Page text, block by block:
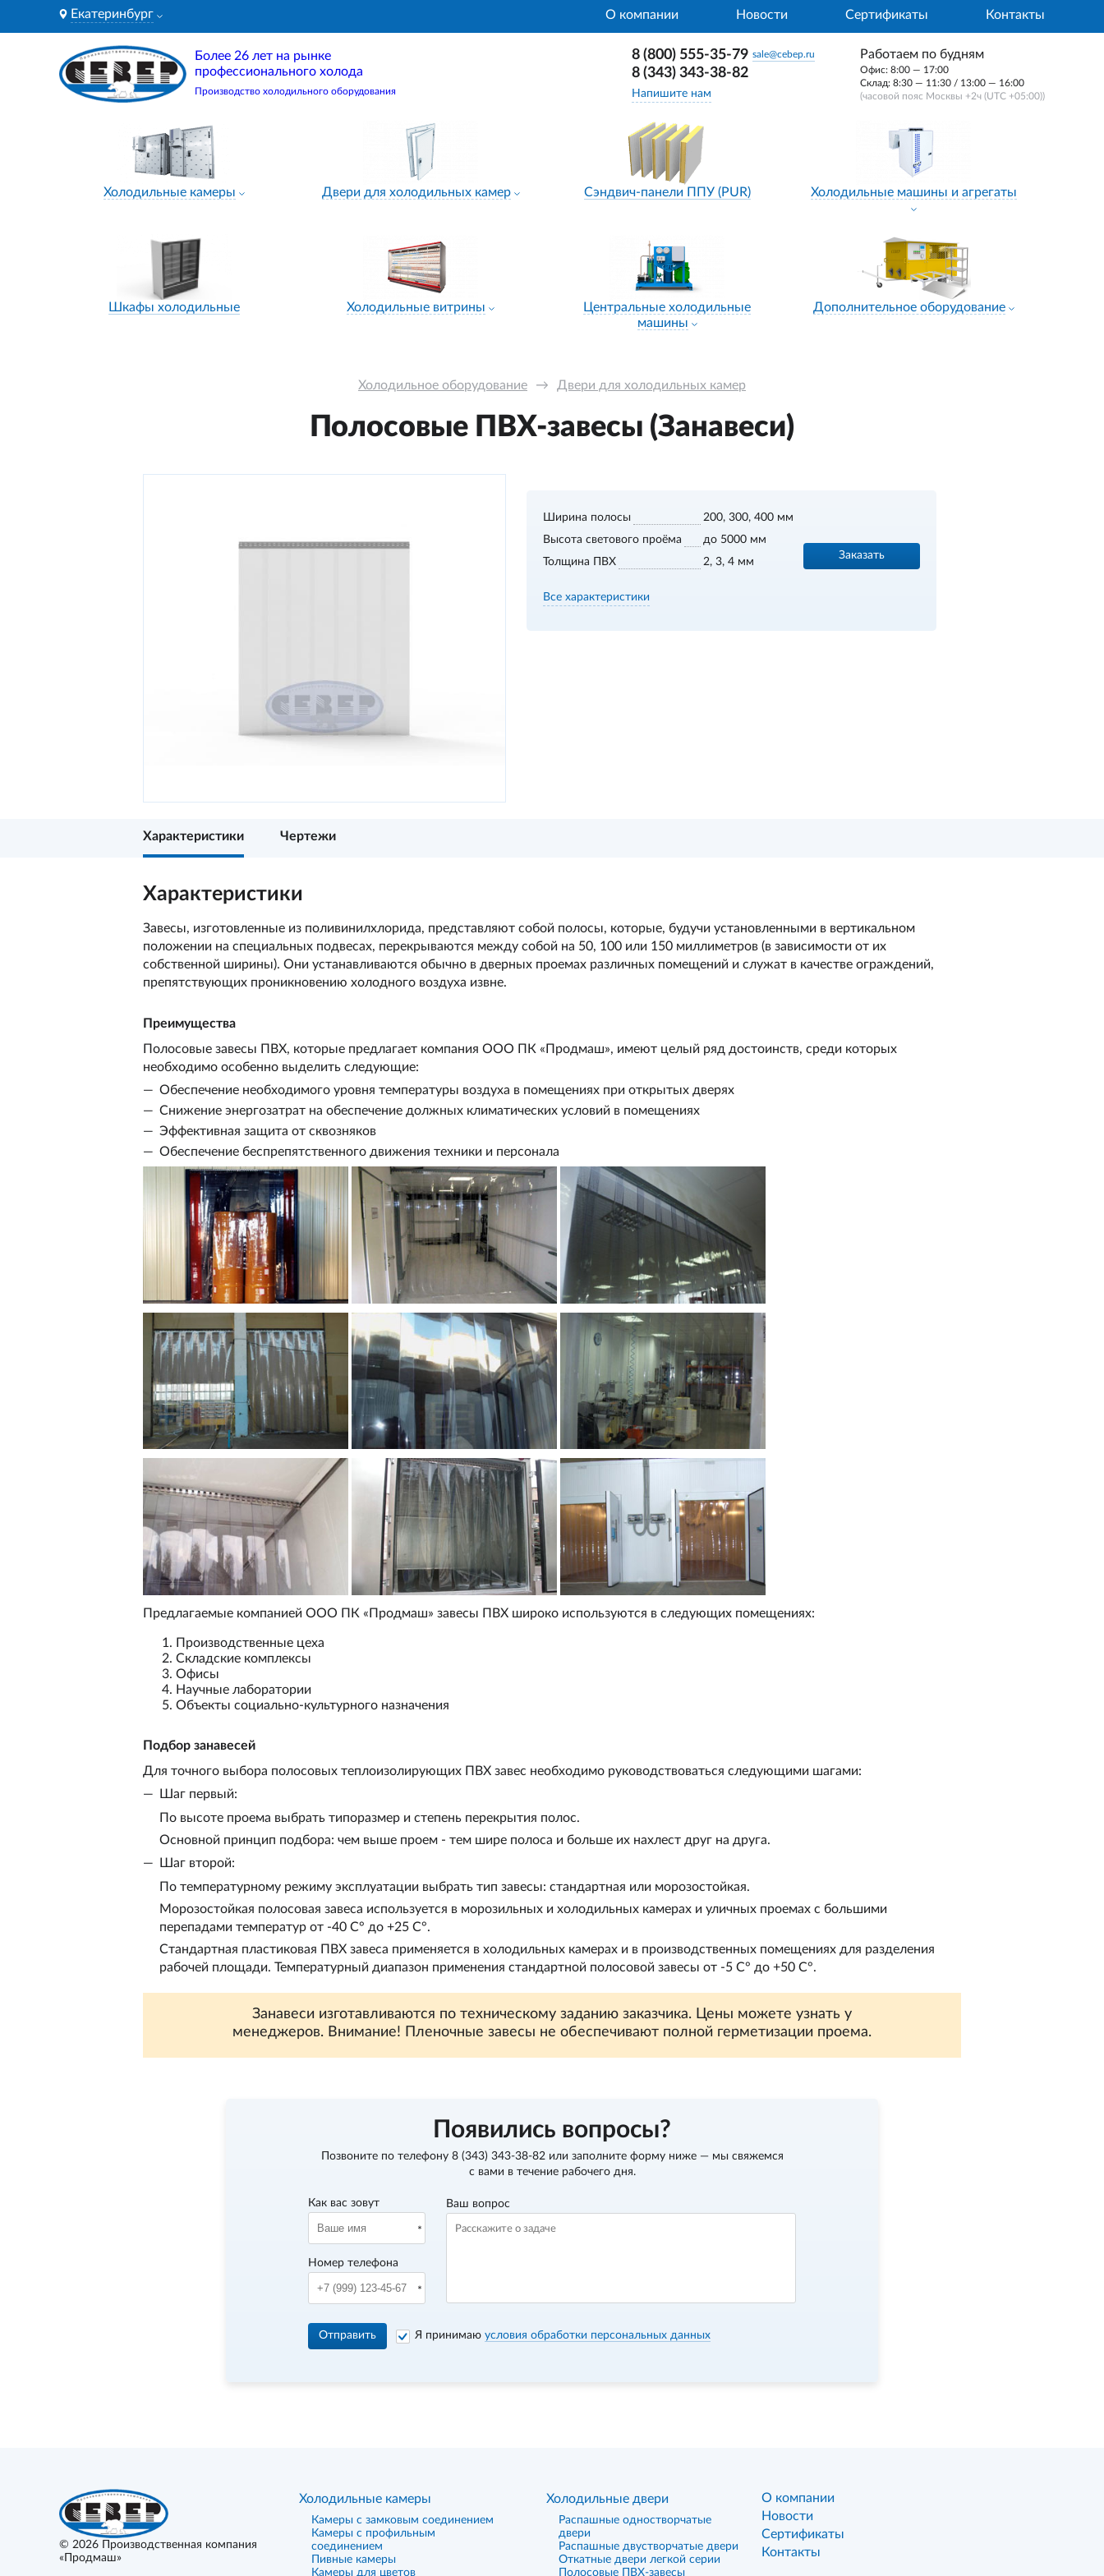
Екатеринбург О компании Новости Сертификаты Контакты
Более 26 лет на рынке
профессионального холода
Производство холодильного оборудования
8 (800) 555-35-79 sale@cebep.ru
8 (343) 343-38-82
Напишите нам
Работаем по будням
Офис: 8:00 — 17:00
Склад: 8:30 — 11:30 / 13:00 — 16:00
(часовой пояс Москвы +2ч (UTC +05:00))
Холодильные камеры Двери для холодильных камер Сэндвич-панели ППУ (PUR) Холодильные машины и агрегаты
Шкафы холодильные Холодильные витрины
Центральные холодильные
машины
Дополнительное оборудование
Холодильное оборудование → Двери для холодильных камер
Полосовые ПВХ-завесы (Занавеси)
Ширина полосы
200, 300, 400 мм
Высота светового проёма
до 5000 мм
Толщина ПВХ
2, 3, 4 мм
Заказать
Все характеристики
Характеристики Чертежи
Характеристики
Завесы, изготовленные из поливинилхлорида, представляют собой полосы, которые, будучи установленными в вертикальном
положении на специальных подвесах, перекрываются между собой на 50, 100 или 150 миллиметров (в зависимости от их
собственной ширины). Они устанавливаются обычно в дверных проемах различных помещений и служат в качестве ограждений,
препятствующих проникновению холодного воздуха извне.
Преимущества
Полосовые завесы ПВХ, которые предлагает компания ООО ПК «Продмаш», имеют целый ряд достоинств, среди которых
необходимо особенно выделить следующие:
Обеспечение необходимого уровня температуры воздуха в помещениях при открытых дверях
Снижение энергозатрат на обеспечение должных климатических условий в помещениях
Эффективная защита от сквозняков
Обеспечение беспрепятственного движения техники и персонала
Предлагаемые компанией ООО ПК «Продмаш» завесы ПВХ широко используются в следующих помещениях:
Производственные цеха
Складские комплексы
Офисы
Научные лаборатории
Объекты социально-культурного назначения
Подбор занавесей
Для точного выбора полосовых теплоизолирующих ПВХ завес необходимо руководствоваться следующими шагами:
Шаг первый:
По высоте проема выбрать типоразмер и степень перекрытия полос.
Основной принцип подбора: чем выше проем - тем шире полоса и больше их нахлест друг на друга.
Шаг второй:
По температурному режиму эксплуатации выбрать тип завесы: стандартная или морозостойкая.
Морозостойкая полосовая завеса используется в морозильных и холодильных камерах и уличных проемах с большими
перепадами температур от -40 С° до +25 С°.
Стандартная пластиковая ПВХ завеса применяется в холодильных камерах и в производственных помещениях для разделения
рабочей площади. Температурный диапазон применения стандартной полосовой завесы от -5 С° до +50 С°.
Занавеси изготавливаются по техническому заданию заказчика. Цены можете узнать у
менеджеров. Внимание! Пленочные завесы не обеспечивают полной герметизации проема.
Появились вопросы?
Позвоните по телефону 8 (343) 343-38-82или заполните форму ниже — мы свяжемся
с вами в течение рабочего дня.
Как вас зовут
Номер телефона
Ваш вопрос
Отправить Я принимаю условия обработки персональных данных
© 2026
Производственная компания
«Продмаш»
Холодильные камеры
Камеры с замковым соединением
Камеры с профильным
соединением
Пивные камеры
Камеры для цветов
Холодильные двери
Распашные одностворчатые
двери
Распашные двустворчатые двери
Откатные двери легкой серии
Полосовые ПВХ-завесы
О компании
Новости
Сертификаты
Контакты